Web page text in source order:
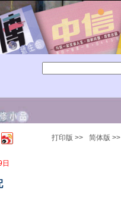
打印版 >> 简体版 >>